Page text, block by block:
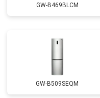
GW-B469BLCM
GW-B509SEQM